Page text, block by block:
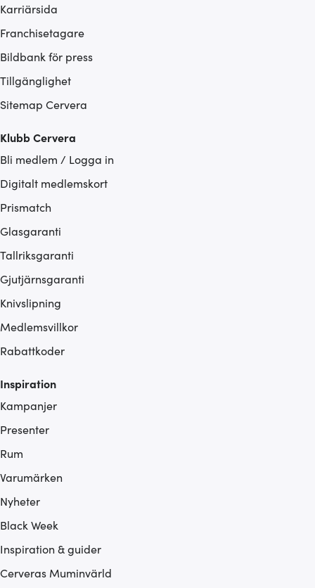
Karriärsida
Franchisetagare
Bildbank för press
Tillgänglighet
Sitemap Cervera
Klubb Cervera
Bli medlem / Logga in
Digitalt medlemskort
Prismatch
Glasgaranti
Tallriksgaranti
Gjutjärnsgaranti
Knivslipning
Medlemsvillkor
Rabattkoder
Inspiration
Kampanjer
Presenter
Rum
Varumärken
Nyheter
Black Week
Inspiration & guider
Cerveras Muminvärld